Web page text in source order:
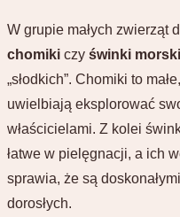
W grupie małych zwierząt
chomiki czy świnki
„słodkich”. Chomiki to
uwielbiają eksplorować
właścicielami. Z kolei
łatwe w pielęgnacji, a ich
sprawia, że są
dorosłych.